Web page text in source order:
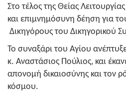
Στο τέλος της Θείας
και επιμνημόσυνη δέηση για
Δικηγόρους του Δικηγορικού
Το συναξάρι του Αγίου
κ. Αναστάσιος Πούλιος, και
απονομή δικαιοσύνης και τον
κόσμου.